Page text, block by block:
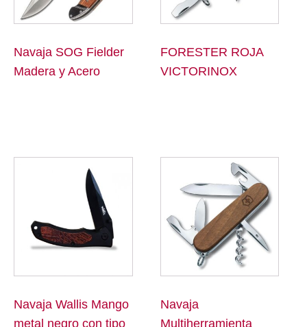
Navaja SOG Fielder
Madera y Acero
FORESTER ROJA
VICTORINOX
Navaja Wallis Mango
metal negro con tipo
Navaja
Multiherramienta